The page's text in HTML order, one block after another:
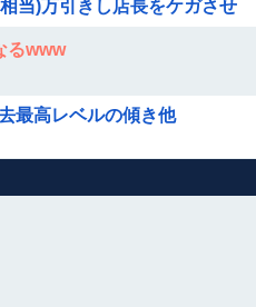
当)万引きし店長をケガさせ
るwww
最高レベルの傾き他